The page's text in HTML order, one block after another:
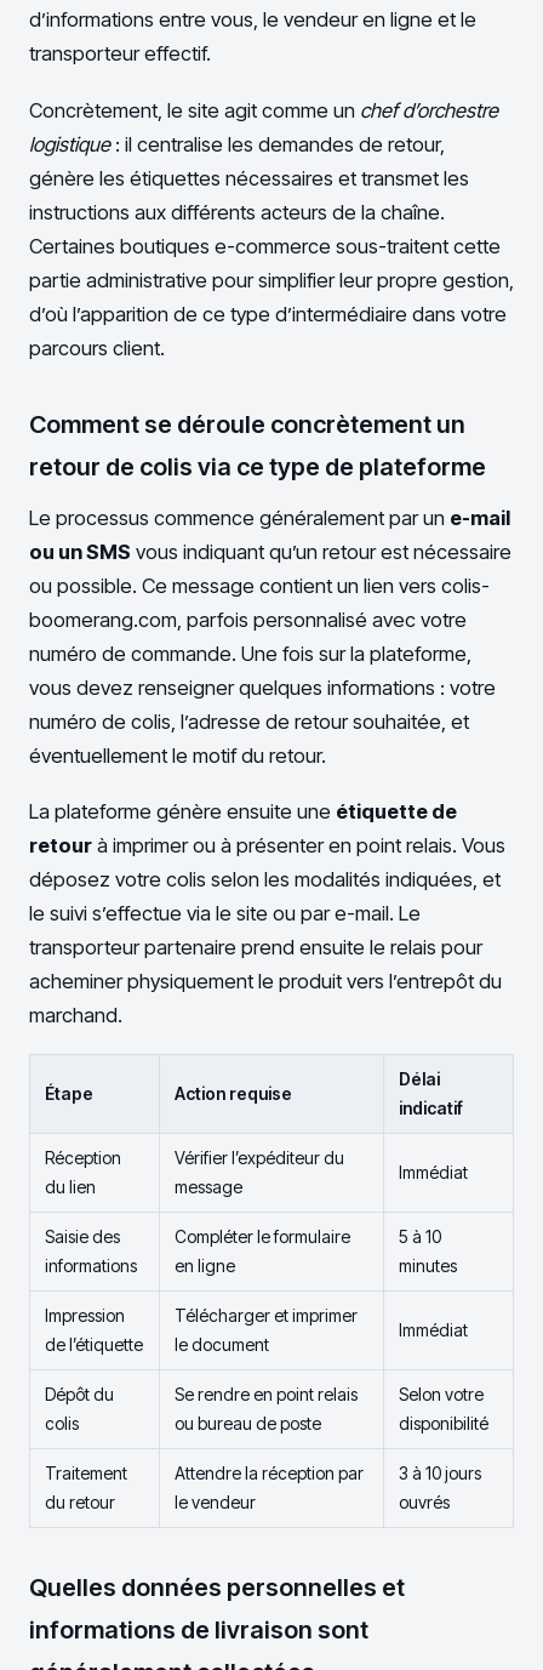
d’informations entre vous, le vendeur en ligne et le
transporteur effectif.
Concrètement, le site agit comme un chef d’orchestre
logistique: il centralise les demandes de retour,
génère les étiquettes nécessaires et transmet les
instructions aux différents acteurs de la chaîne.
Certaines boutiques e-commerce sous-traitent cette
partie administrative pour simplifier leur propre gestion,
d’où l’apparition de ce type d’intermédiaire dans votre
parcours client.
Comment se déroule concrètement un
retour de colis via ce type de plateforme
Le processus commence généralement par un e-mail
ou un SMS vous indiquant qu’un retour est nécessaire
ou possible. Ce message contient un lien vers colis-
boomerang.com, parfois personnalisé avec votre
numéro de commande. Une fois sur la plateforme,
vous devez renseigner quelques informations : votre
numéro de colis, l’adresse de retour souhaitée, et
éventuellement le motif du retour.
La plateforme génère ensuite une étiquette de
retour à imprimer ou à présenter en point relais. Vous
déposez votre colis selon les modalités indiquées, et
le suivi s’effectue via le site ou par e-mail. Le
transporteur partenaire prend ensuite le relais pour
acheminer physiquement le produit vers l’entrepôt du
marchand.
Étape Action requise
Délai
indicatif
Réception
du lien
Vérifier l’expéditeur du
message
Immédiat
Saisie des
informations
Compléter le formulaire
en ligne
5 à 10
minutes
Impression
de l’étiquette
Télécharger et imprimer
le document
Immédiat
Dépôt du
colis
Se rendre en point relais
ou bureau de poste
Selon votre
disponibilité
Traitement
du retour
Attendre la réception par
le vendeur
3 à 10 jours
ouvrés
Quelles données personnelles et
informations de livraison sont